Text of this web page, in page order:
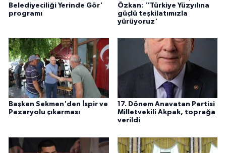
Belediyeciliği Yerinde Gör'
programı
Özkan: ''Türkiye Yüzyılına
güçlü teşkilatımızla
yürüyoruz'
Başkan Sekmen'den İspir ve
Pazaryolu çıkarması
17. Dönem Anavatan Partisi
Milletvekili Akpak, toprağa
verildi